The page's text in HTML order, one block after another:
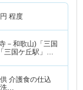
程度
－和歌山)「三国
国ケ丘駅」
介護食の仕込
洗…